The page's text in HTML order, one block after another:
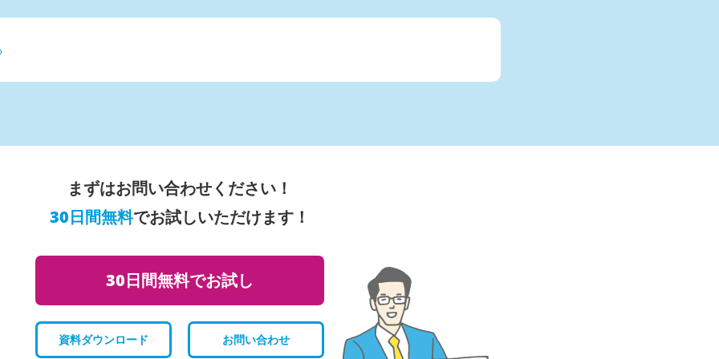
まずはお問い合わせください！
30日間無料でお試しいただけます！
30日間無料でお試し
資料ダウンロード お問い合わせ